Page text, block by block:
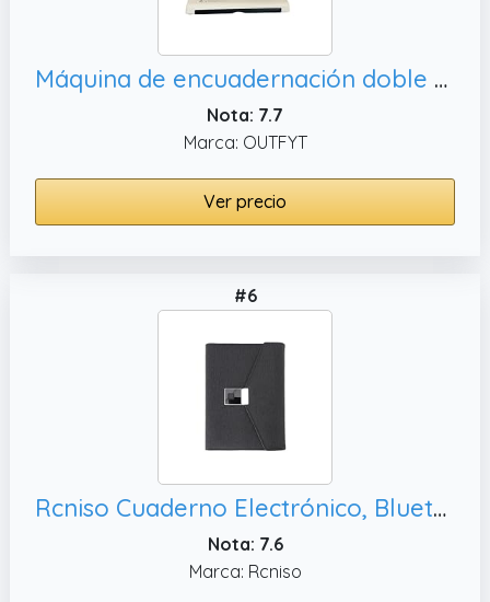
Máquina de encuadernación doble bucle,Operación sin esfuerzo
Nota: 7.7
Marca: OUTFYT
Ver precio
#6
Rcniso Cuaderno Electrónico, Bluetooth 5.0 para Notas
Nota: 7.6
Marca: Rcniso